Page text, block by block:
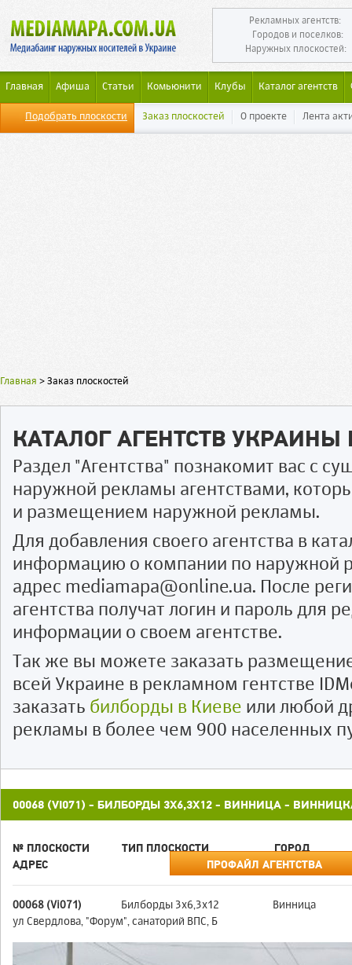
Рекламных агентств:
Городов и поселков:
Наружных плоскостей:
Главная Афиша Статьи Комьюнити Клубы Каталог агентств
Подобрать плоскости Заказ плоскостей О проекте Лента
Главная > Заказ плоскостей
КАТАЛОГ АГЕНТСТВ
Раздел "Агентства" познакомит вас с
наружной рекламы агентствами,
и размещением наружной рекламы.
Для добавления своего агентства в
информацию о компании по наружной
адрес mediamapa@online.ua. После
агентства получат логин и пароль для
информации о своем агентстве.
Так же вы можете заказать
всей Украине в рекламном гентстве
заказать билборды в Киеве или любой
рекламы в более чем 900 населенных
00068 (VI071) - БИЛБОРДЫ 3X6,3X12 - ВИННИЦА -
№ ПЛОСКОСТИ ТИП ПЛОСКОСТИ
ГОРОД
АДРЕС
ПРОФАЙЛ АГЕНТСТВА
00068 (Vi071) Билборды 3x6,3x12
Винница
ул Свердлова, "Форум", санаторий ВПС, Б